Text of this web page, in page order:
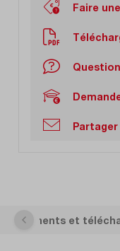
Faire
Partager
Documents et